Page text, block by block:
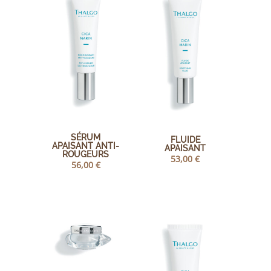
SÉRUM
APAISANT ANTI-
ROUGEURS
56,00 €
FLUIDE
APAISANT
53,00€